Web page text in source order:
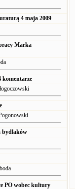
4 maja 2009
Marka
komentarze
bydlaków
PO wobec kultury